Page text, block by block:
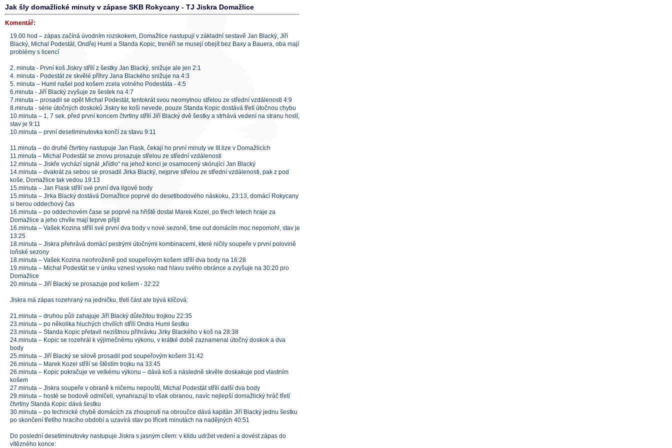
Jak šly domažlické minuty v zápase SKB Rokycany - TJ Jiskra Domažlice
Komentář:
19.00 hod – zápas začíná úvodním rozskokem, Domažlice nastupují v základní sestavě Jan Blacký, Jiří
Blacký, Michal Podestát, Ondřej Huml a Standa Kopic, trenéři se musejí obejít bez Baxy a Bauera, oba mají
problémy s licencí
2. minuta - První koš Jiskry střílí z šestky Jan Blacký, snižuje ale jen 2:1
4. minuta - Podestát ze skvělé příhry Jana Blackého snižuje na 4:3
5. minuta – Huml našel pod košem zcela volného Podestáta - 4:5
6.minuta - Jiří Blacký zvyšuje ze šestek na 4:7
7.minuta – prosadil se opět Michal Podestát, tentokrát svou neomylnou střelou ze střední vzdálenosti 4:9
8.minuta - série útočných doskoků Jiskry ke koši nevede, pouze Standa Kopic dostává třetí útočnou chybu
10.minuta – 1, 7 sek. před první koncem čtvrtiny střílí Jiří Blacký dvě šestky a strhává vedení na stranu hostí,
stav je 9:11
10.minuta – první desetiminutovka končí za stavu 9:11
11.minuta – do druhé čtvrtiny nastupuje Jan Flask, čekají ho první minuty ve III.lize v Domažlicích
11.minuta – Michal Podestát se znovu prosazuje střelou ze střední vzdálenosti
12.minuta – Jiskře vychází signál „křídlo“ na jehož konci je osamocený skórující Jan Blacký
14.minuta – dvakrát za sebou se prosadil Jirka Blacký, nejprve střelou ze střední vzdálenosti, pak z pod
koše, Domažlice tak vedou 19:13
15.minuta – Jan Flask střílí své první dva ligové body
15.minuta – Jirka Blacký dostává Domažlice poprvé do desetibodového náskoku, 23:13, domácí Rokycany
si berou oddechový čas
16.minuta – po oddechovém čase se poprvé na hřiště dostal Marek Kozel, po třech letech hraje za
Domažlice a jeho chvíle mají teprve přijít
16.minuta – Vašek Kozina střílí své první dva body v nové sezoně, time out domácím moc nepomohl, stav je
13:25
18.minuta – Jiskra přehrává domácí pestrými útočnými kombinacemi, které ničily soupeře v první polovině
loňské sezony
18.minuta – Vašek Kozina neohroženě pod soupeřovým košem střílí dva body na 16:28
19.minuta – Michal Podestát se v úniku vznesl vysoko nad hlavu svého obránce a zvyšuje na 30:20 pro
Domažlice
20.minuta – Jiří Blacký se prosazuje pod košem - 32:22
Jiskra má zápas rozehraný na jedničku, třetí část ale bývá klíčová:
21.minuta – druhou půli zahajuje Jiří Blacký důležitou trojkou 22:35
23.minuta – po několika hluchých chvílích střílí Ondra Huml šestku
23.minuta – Standa Kopic přetavil nezištnou přihrávku Jirky Blackého v koš na 28:38
24.minuta – Kopic se rozehrál k výjimečnému výkonu, v krátké době zaznamenal útočný doskok a dva
body
25.minuta – Jiří Blacký se silově prosadil pod soupeřovým košem 31:42
26.minuta – Marek Kozel střílí se štěstím trojku na 33:45
26.minuta – Kopic pokračuje ve velkému výkonu – dává koš a následně skvěle doskakuje pod vlastním
košem
27.minuta – Jiskra soupeře v obraně k ničemu nepouští, Michal Podestát střílí další dva body
29.minuta – hosté se bodově odmlčeli, vynahrazují to však obranou, navíc nejlepší domažlický hráč třetí
čtvrtiny Standa Kopic dává šestku
30.minuta – po technické chybě domácích za zhoupnutí na obroučce dává kapitán Jiří Blacký jednu šestku
po skončení třetího hracího období a uzavírá stav po třiceti minutách na nadějných 40:51
Do poslední desetiminutovky nastupuje Jiskra s jasným cílem: v klidu udržet vedení a dovést zápas do
vítězného konce: